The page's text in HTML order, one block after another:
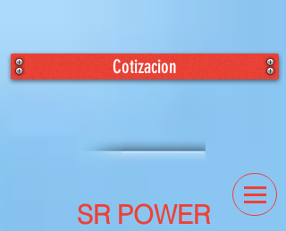
Cotizacion
SR POWER